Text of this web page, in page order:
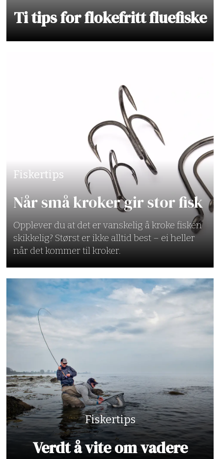
Ti tips for flokefritt fluefiske
Fiskertips
Når små kroker gir stor fisk
Opplever du at det er vanskelig å kroke fisken
skikkelig? Størst er ikke alltid best – ei heller
når det kommer til kroker.
Fiskertips
Verdt å vite om vadere